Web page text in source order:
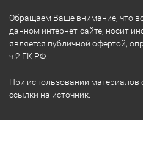
Обращаем Ваше внимание, что
данном интернет-сайте, носит
является публичной офертой,
ч.2 ГК РФ.
При использовании материалов
ссылки на источник.